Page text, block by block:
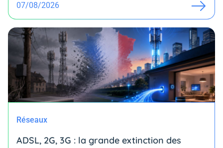
07/08/2026
Réseaux
ADSL, 2G, 3G : la grande extinction des